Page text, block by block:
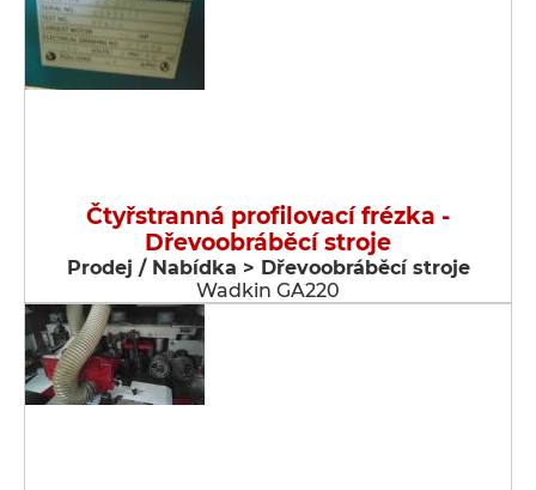
Čtyřstranná profilovací frézka -
Dřevoobráběcí stroje
Prodej / Nabídka > Dřevoobráběcí stroje
Wadkin GA220